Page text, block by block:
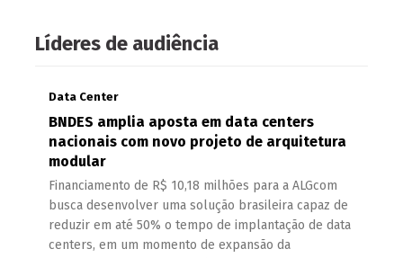
Líderes de audiência
Data Center
BNDES amplia aposta em data centers
nacionais com novo projeto de arquitetura
modular
Financiamento de R$ 10,18 milhões para a ALGcom
busca desenvolver uma solução brasileira capaz de
reduzir em até 50% o tempo de implantação de data
centers, em um momento de expansão da